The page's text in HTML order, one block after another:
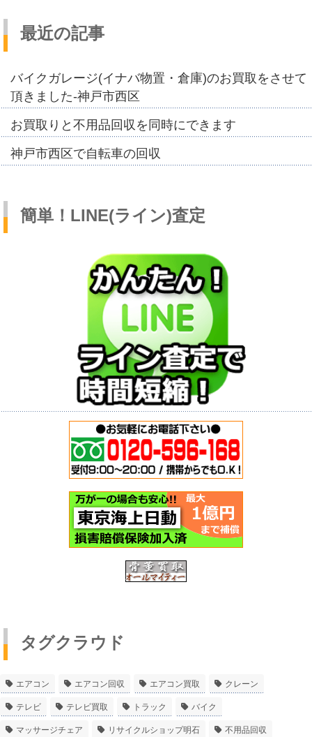
最近の記事
バイクガレージ(イナバ物置・倉庫)のお買取をさせて
頂きました-神戸市西区
お買取りと不用品回収を同時にできます
神戸市西区で自転車の回収
簡単！LINE(ライン)査定
タグクラウド
エアコン エアコン回収 エアコン買取 クレーン
テレビ テレビ買取 トラック バイク
マッサージチェア リサイクルショップ明石 不用品回収